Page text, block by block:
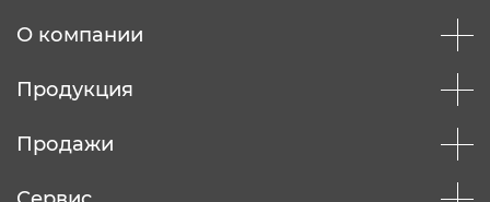
О компании
Продукция
Продажи